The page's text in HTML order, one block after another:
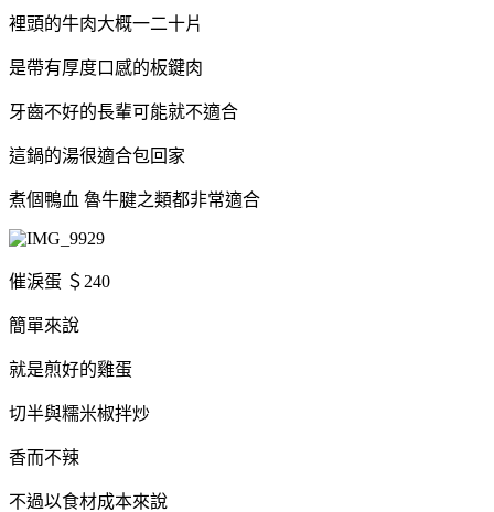
裡頭的牛肉大概一二十片
是帶有厚度口感的板鍵肉
牙齒不好的長輩可能就不適合
這鍋的湯很適合包回家
煮個鴨血 魯牛腱之類都非常適合
催淚蛋 ＄240
簡單來說
就是煎好的雞蛋
切半與糯米椒拌炒
香而不辣
不過以食材成本來說